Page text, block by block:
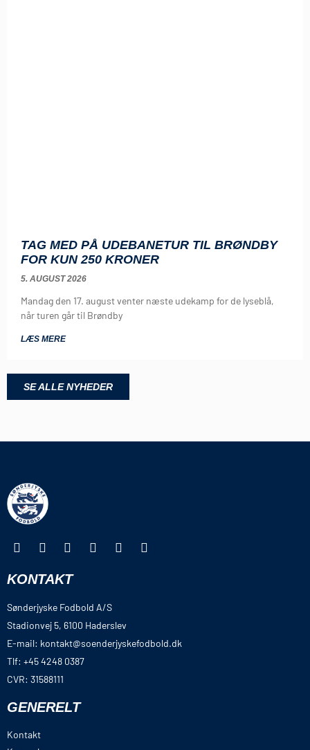
TAG MED PÅ UDEBANETUR TIL BRØNDBY
FOR KUN 250 KRONER
5. AUGUST 2026
Mandag den 17. august venter næste udekamp for de lyseblå,
når turen går til Brøndby
LÆS MERE
SE ALLE NYHEDER
KONTAKT
Sønderjyske Fodbold A/S
Stadionvej 5, 6100 Haderslev
E-mail: kontakt@soenderjyskefodbold.dk
Tlf: +45 4248 0387
CVR: 31588111
GENERELT
Kontakt